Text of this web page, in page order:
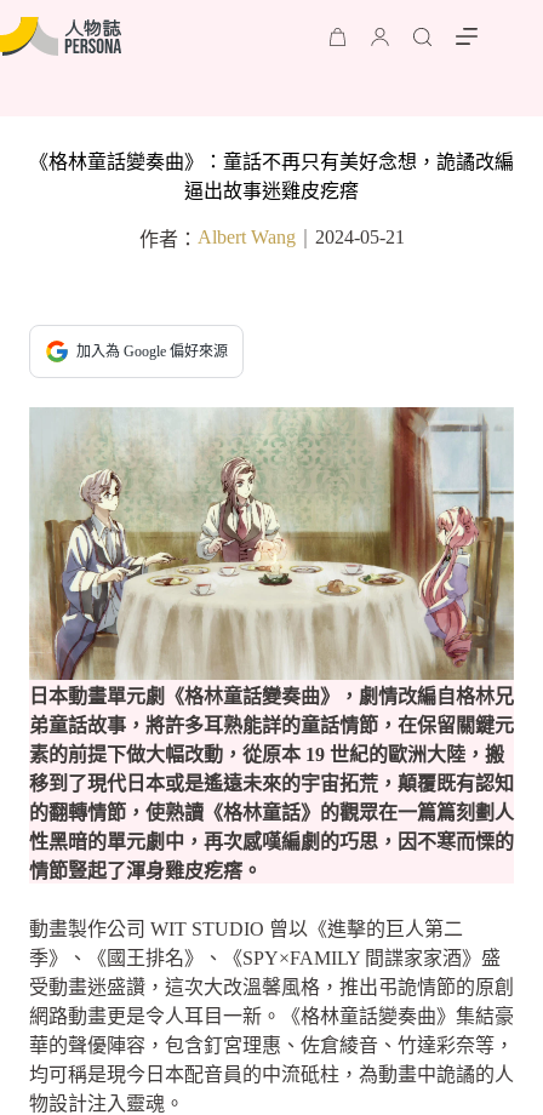
《格林童話變奏曲》：童話不再只有美好念想，詭譎改編
逼出故事迷雞皮疙瘩
作者： Albert Wang｜ 2024-05-21
加入為 Google 偏好來源
日本動畫單元劇《格林童話變奏曲》，劇情改編自格林兄
弟童話故事，將許多耳熟能詳的童話情節，在保留關鍵元
素的前提下做大幅改動，從原本 19 世紀的歐洲大陸，搬
移到了現代日本或是遙遠未來的宇宙拓荒，顛覆既有認知
的翻轉情節，使熟讀《格林童話》的觀眾在一篇篇刻劃人
性黑暗的單元劇中，再次感嘆編劇的巧思，因不寒而慄的
情節豎起了渾身雞皮疙瘩。
動畫製作公司 WIT STUDIO 曾以《進擊的巨人第二
季》、《國王排名》、《SPY×FAMILY 間諜家家酒》盛
受動畫迷盛讚，這次大改溫馨風格，推出弔詭情節的原創
網路動畫更是令人耳目一新。《格林童話變奏曲》集結豪
華的聲優陣容，包含釘宮理惠、佐倉綾音、竹達彩奈等，
均可稱是現今日本配音員的中流砥柱，為動畫中詭譎的人
物設計注入靈魂。